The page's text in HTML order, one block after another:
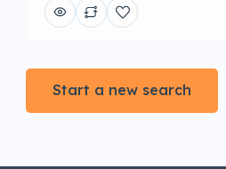
Start a new search